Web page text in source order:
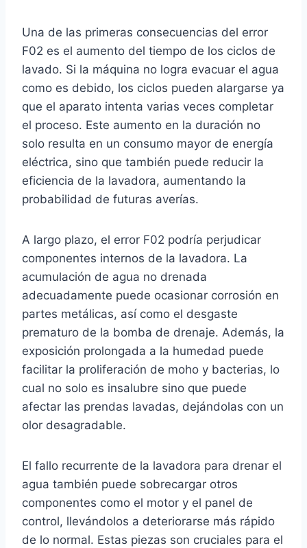
Una de las primeras consecuencias del error
F02 es el aumento del tiempo de los ciclos de
lavado. Si la máquina no logra evacuar el agua
como es debido, los ciclos pueden alargarse ya
que el aparato intenta varias veces completar
el proceso. Este aumento en la duración no
solo resulta en un consumo mayor de energía
eléctrica, sino que también puede reducir la
eficiencia de la lavadora, aumentando la
probabilidad de futuras averías.
A largo plazo, el error F02 podría perjudicar
componentes internos de la lavadora. La
acumulación de agua no drenada
adecuadamente puede ocasionar corrosión en
partes metálicas, así como el desgaste
prematuro de la bomba de drenaje. Además, la
exposición prolongada a la humedad puede
facilitar la proliferación de moho y bacterias, lo
cual no solo es insalubre sino que puede
afectar las prendas lavadas, dejándolas con un
olor desagradable.
El fallo recurrente de la lavadora para drenar el
agua también puede sobrecargar otros
componentes como el motor y el panel de
control, llevándolos a deteriorarse más rápido
de lo normal. Estas piezas son cruciales para el